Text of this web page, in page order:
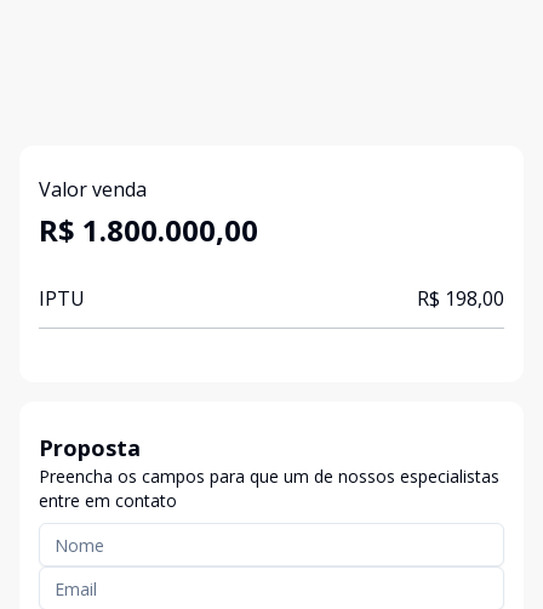
Valor venda
R$ 1.800.000,00
IPTU R$ 198,00
Proposta
Preencha os campos para que um de nossos especialistas
entre em contato